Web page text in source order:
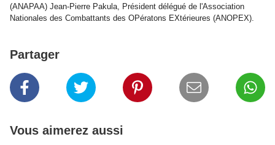
(ANAPAA) Jean-Pierre Pakula, Président délégué de l'Association
Nationales des Combattants des OPératons EXtérieures (ANOPEX).
Partager
Vous aimerez aussi